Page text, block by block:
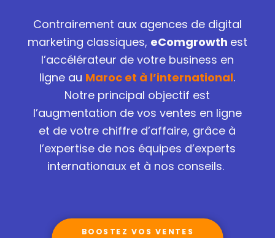
Contrairement aux agences de digital
marketing classiques, eComgrowth est
l’accélérateur de votre business en
ligne au Maroc et à l’international.
Notre principal objectif est
l’augmentation de vos ventes en ligne
et de votre chiffre d’affaire, grâce à
l’expertise de nos équipes d’experts
internationaux et à nos conseils.
BOOSTEZ VOS VENTES